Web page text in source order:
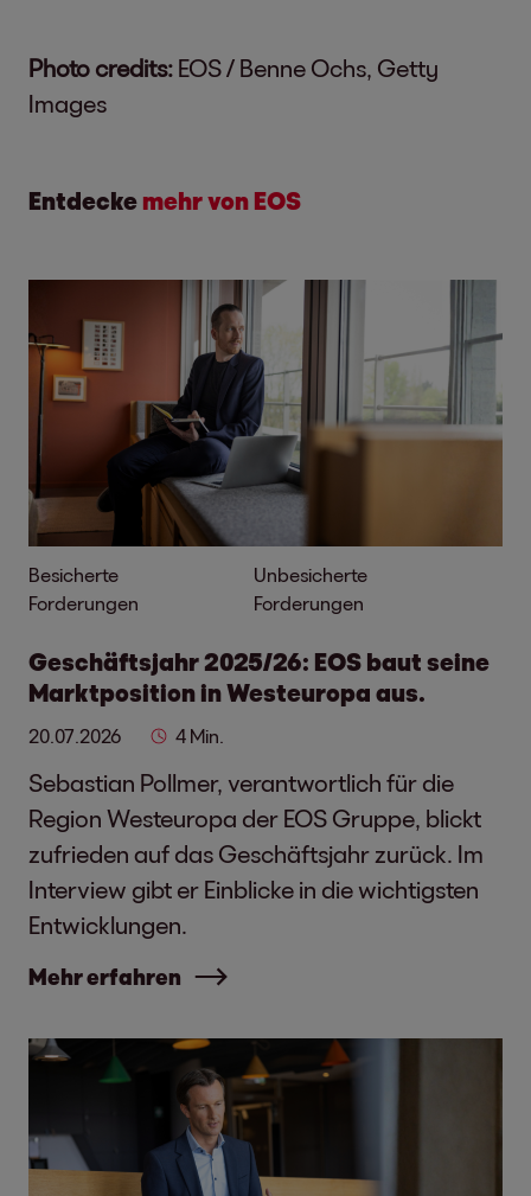
Photo credits: EOS / Benne Ochs, Getty
Images
Entdecke mehr von EOS
Besicherte
Forderungen
Unbesicherte
Forderungen
Geschäftsjahr 2025/26: EOS baut seine
Marktposition in Westeuropa aus.
20.07.2026 4 Min.
Sebastian Pollmer, verantwortlich für die
Region Westeuropa der EOS Gruppe, blickt
zufrieden auf das Geschäftsjahr zurück. Im
Interview gibt er Einblicke in die wichtigsten
Entwicklungen.
Mehr erfahren